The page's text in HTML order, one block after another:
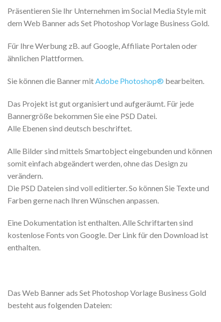
Präsentieren Sie Ihr Unternehmen im Social Media Style mit
dem Web Banner ads Set Photoshop Vorlage Business Gold.
Für Ihre Werbung zB. auf Google, Affiliate Portalen oder
ähnlichen Plattformen.
Sie können die Banner mitAdobe Photoshop® bearbeiten.
Das Projekt ist gut organisiert und aufgeräumt. Für jede
Bannergröße bekommen Sie eine PSD Datei.
Alle Ebenen sind deutsch beschriftet.
Alle Bilder sind mittels Smartobject eingebunden und können
somit einfach abgeändert werden, ohne das Design zu
verändern.
Die PSD Dateien sind voll editierter. So können Sie Texte und
Farben gerne nach Ihren Wünschen anpassen.
Eine Dokumentation ist enthalten. Alle Schriftarten sind
kostenlose Fonts von Google. Der Link für den Download ist
enthalten.
Das Web Banner ads Set Photoshop Vorlage Business Gold
besteht aus folgenden Dateien: